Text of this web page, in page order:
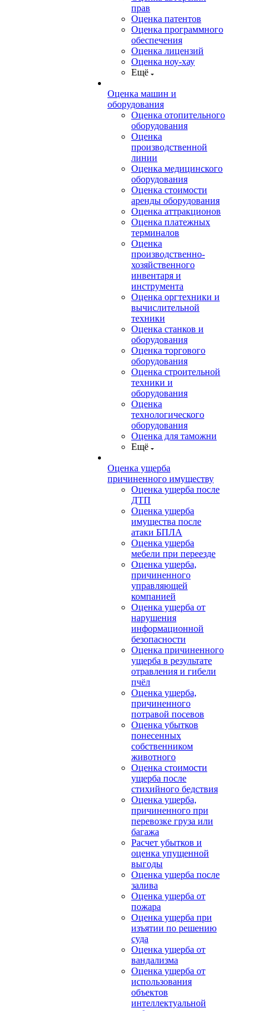
прав
Оценка патентов
Оценка программного
обеспечения
Оценка лицензий
Оценка ноу-хау
Ещё
Оценка машин и
оборудования
Оценка отопительного
оборудования
Оценка
производственной
линии
Оценка медицинского
оборудования
Оценка стоимости
аренды оборудования
Оценка аттракционов
Оценка платежных
терминалов
Оценка
производственно-
хозяйственного
инвентаря и
инструмента
Оценка оргтехники и
вычислительной
техники
Оценка станков и
оборудования
Оценка торгового
оборудования
Оценка строительной
техники и
оборудования
Оценка
технологического
оборудования
Оценка для таможни
Ещё
Оценка ущерба
причиненного имуществу
Оценка ущерба после
ДТП
Оценка ущерба
имущества после
атаки БПЛА
Оценка ущерба
мебели при переезде
Оценка ущерба,
причиненного
управляющей
компанией
Оценка ущерба от
нарушения
информационной
безопасности
Оценка причиненного
ущерба в результате
отравления и гибели
пчёл
Оценка ущерба,
причиненного
потравой посевов
Оценка убытков
понесенных
собственником
животного
Оценка стоимости
ущерба после
стихийного бедствия
Оценка ущерба,
причиненного при
перевозке груза или
багажа
Расчет убытков и
оценка упущенной
выгоды
Оценка ущерба после
залива
Оценка ущерба от
пожара
Оценка ущерба при
изъятии по решению
суда
Оценка ущерба от
вандализма
Оценка ущерба от
использования
объектов
интеллектуальной